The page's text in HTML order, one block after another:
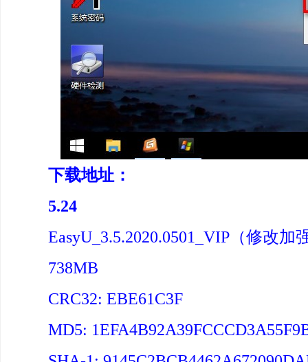
下载地址：
5.24
EasyU_3.5.2020.0501_VIP（修改加
738MB
CRC32: EBE61C3F
MD5: